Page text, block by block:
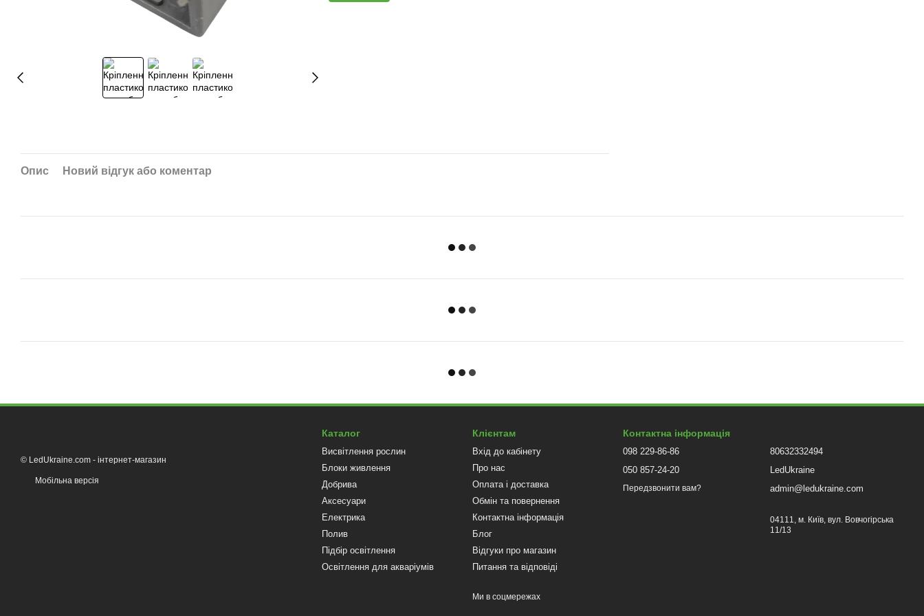
Опис Новий відгук або коментар
© LedUkraine.com - інтернет-магазин
Мобільна версія
Каталог
Висвітлення рослин
Блоки живлення
Добрива
Аксесуари
Електрика
Полив
Підбір освітлення
Освітлення для акваріумів
Клієнтам
Вхід до кабінету
Про нас
Оплата і доставка
Обмін та повернення
Контактна інформація
Блог
Відгуки про магазин
Питання та відповіді
Ми в соцмережах
Контактна інформація
098 229-86-86
050 857-24-20
Передзвонити вам?
80632332494
LedUkraine
admin@ledukraine.com
04111, м. Київ, вул. Вовчогірська
11/13